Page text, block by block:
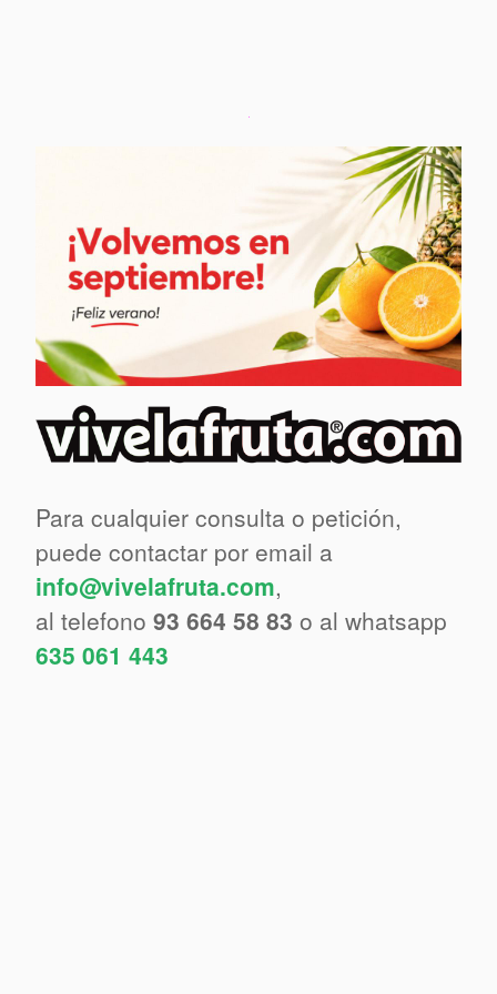
Para cualquier consulta o petición,
puede contactar por email a
info@vivelafruta.com,
al telefono 93 664 58 83 o al whatsapp
635 061 443